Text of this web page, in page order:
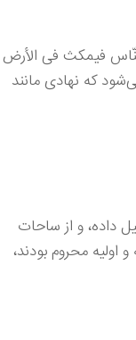
النّاس فیمكث فی الأرض
كه نهادی مانند
داده، و از ساحات
محروم بودند،